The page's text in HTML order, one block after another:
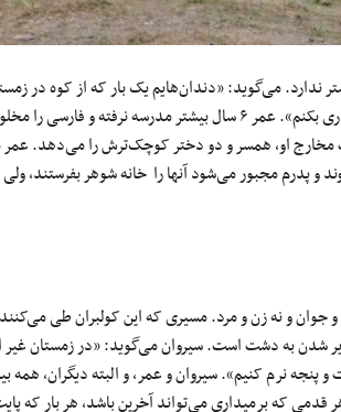
بیشتر ندارد. می‌گوید: «دندان‌هایم یک بار که از کوه در
در بساط ندارم نتوانستم بیش از کشیدن، کاری بکنم». عمر ۶ سال بیشتر
مخارج او، همسر و دو دختر کوچک‌ترش را می‌دهد.
و پدرم مجبور می‌شود آنها را خانه شوهر بفرستند،
و جوان و نه زن و مرد. مسیری که این کولبران طی
شدن به دشت است. سیروان می‌گوید: «در زمستان غیر
نرم کنیم». سیروان و عمر، و البته دیگران، همه
که بر‌میداری می‌تواند آخرین باشد، هر بار که